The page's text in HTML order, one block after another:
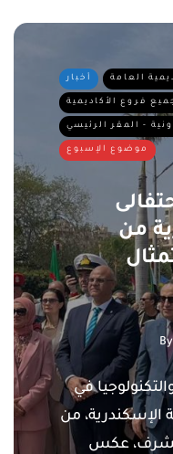
أخبار العامة
فروع الأكاديمية
- المقر الرئيسي
موضوع الإسبوع
من
في
الإسكندرية، من
عكس